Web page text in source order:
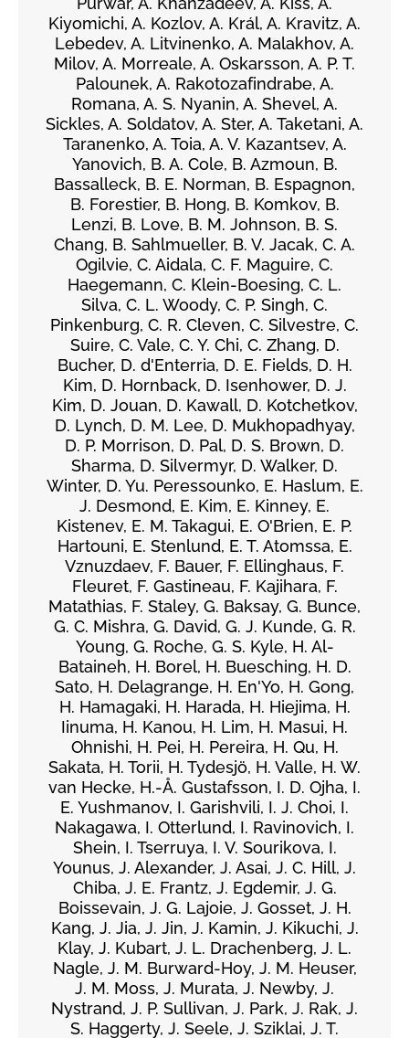
Kiyomichi, A. Kozlov, A. Král, A. Kravitz, A.
Lebedev, A. Litvinenko, A. Malakhov, A.
Milov, A. Morreale, A. Oskarsson, A. P. T.
Palounek, A. Rakotozafindrabe, A.
Romana, A. S. Nyanin, A. Shevel, A.
Sickles, A. Soldatov, A. Ster, A. Taketani, A.
Taranenko, A. Toia, A. V. Kazantsev, A.
Yanovich, B. A. Cole, B. Azmoun, B.
Bassalleck, B. E. Norman, B. Espagnon,
B. Forestier, B. Hong, B. Komkov, B.
Lenzi, B. Love, B. M. Johnson, B. S.
Chang, B. Sahlmueller, B. V. Jacak, C. A.
Ogilvie, C. Aidala, C. F. Maguire, C.
Haegemann, C. Klein-Boesing, C. L.
Silva, C. L. Woody, C. P. Singh, C.
Pinkenburg, C. R. Cleven, C. Silvestre, C.
Suire, C. Vale, C. Y. Chi, C. Zhang, D.
Bucher, D. d'Enterria, D. E. Fields, D. H.
Kim, D. Hornback, D. Isenhower, D. J.
Kim, D. Jouan, D. Kawall, D. Kotchetkov,
D. Lynch, D. M. Lee, D. Mukhopadhyay,
D. P. Morrison, D. Pal, D. S. Brown, D.
Sharma, D. Silvermyr, D. Walker, D.
Winter, D. Yu. Peressounko, E. Haslum, E.
J. Desmond, E. Kim, E. Kinney, E.
Kistenev, E. M. Takagui, E. O'Brien, E. P.
Hartouni, E. Stenlund, E. T. Atomssa, E.
Vznuzdaev, F. Bauer, F. Ellinghaus, F.
Fleuret, F. Gastineau, F. Kajihara, F.
Matathias, F. Staley, G. Baksay, G. Bunce,
G. C. Mishra, G. David, G. J. Kunde, G. R.
Young, G. Roche, G. S. Kyle, H. Al-
Bataineh, H. Borel, H. Buesching, H. D.
Sato, H. Delagrange, H. En'Yo, H. Gong,
H. Hamagaki, H. Harada, H. Hiejima, H.
Iinuma, H. Kanou, H. Lim, H. Masui, H.
Ohnishi, H. Pei, H. Pereira, H. Qu, H.
Sakata, H. Torii, H. Tydesjö, H. Valle, H. W.
van Hecke, H.-Å. Gustafsson, I. D. Ojha, I.
E. Yushmanov, I. Garishvili, I. J. Choi, I.
Nakagawa, I. Otterlund, I. Ravinovich, I.
Shein, I. Tserruya, I. V. Sourikova, I.
Younus, J. Alexander, J. Asai, J. C. Hill, J.
Chiba, J. E. Frantz, J. Egdemir, J. G.
Boissevain, J. G. Lajoie, J. Gosset, J. H.
Kang, J. Jia, J. Jin, J. Kamin, J. Kikuchi, J.
Klay, J. Kubart, J. L. Drachenberg, J. L.
Nagle, J. M. Burward-Hoy, J. M. Heuser,
J. M. Moss, J. Murata, J. Newby, J.
Nystrand, J. P. Sullivan, J. Park, J. Rak, J.
S. Haggerty, J. Seele, J. Sziklai, J. T.